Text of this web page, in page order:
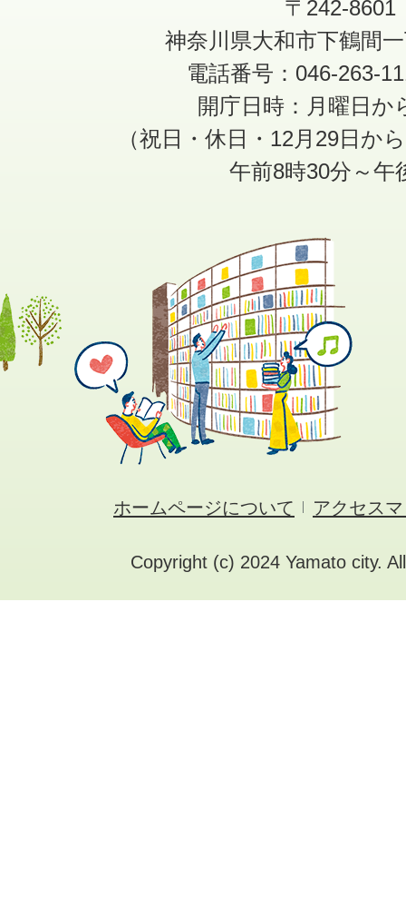
〒242-8601
神奈川県大和市下鶴間
電話番号：046-263-
開庁日時：月曜日か
（祝日・休日・12月29日か
午前8時30分～午
ホームページについて アクセス
Copyright (c) 2024 Yamato city.